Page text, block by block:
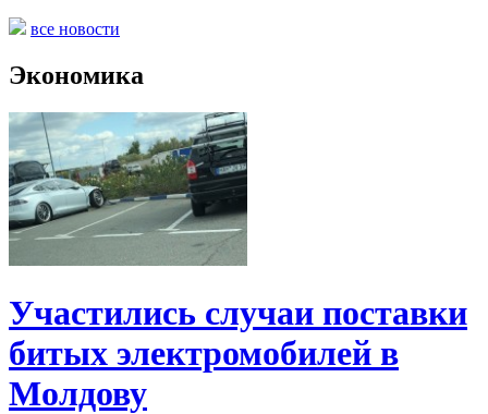
все новости
Экономика
Участились случаи поставки
битых электромобилей в
Молдову